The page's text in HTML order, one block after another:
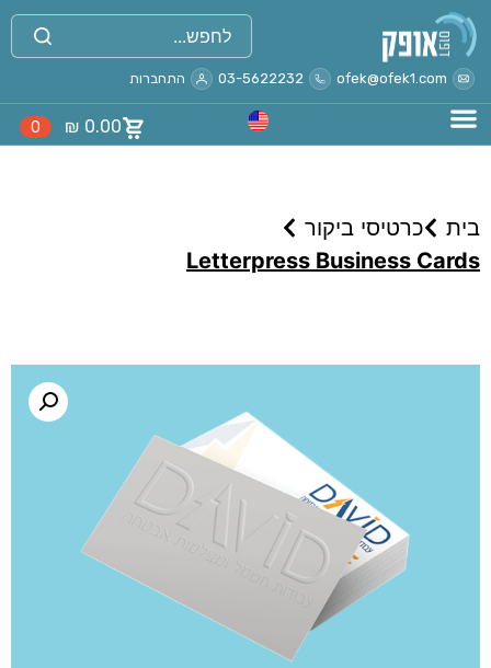
ofek@ofek1.com
03-5622232 התחברות
₪ 0.00
0
בית
כרטיסי ביקור
Letterpress Business Cards